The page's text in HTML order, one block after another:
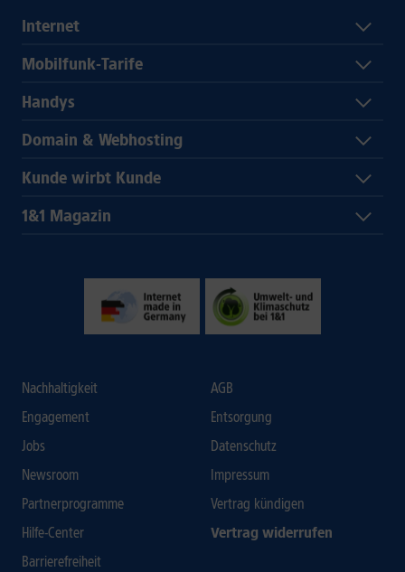
Internet
Mobilfunk-Tarife
Handys
Domain & Webhosting
Kunde wirbt Kunde
1&1 Magazin
Nachhaltigkeit
Engagement
Jobs
Newsroom
Partnerprogramme
Hilfe-Center
Barrierefreiheit
AGB
Entsorgung
Datenschutz
Impressum
Vertrag kündigen
Vertrag widerrufen